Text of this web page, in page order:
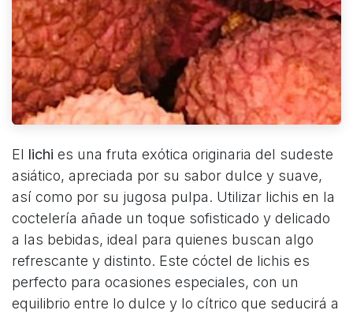
El lichi es una fruta exótica originaria del sudeste
asiático, apreciada por su sabor dulce y suave,
así como por su jugosa pulpa. Utilizar lichis en la
coctelería añade un toque sofisticado y delicado
a las bebidas, ideal para quienes buscan algo
refrescante y distinto. Este cóctel de lichis es
perfecto para ocasiones especiales, con un
equilibrio entre lo dulce y lo cítrico que seducirá a